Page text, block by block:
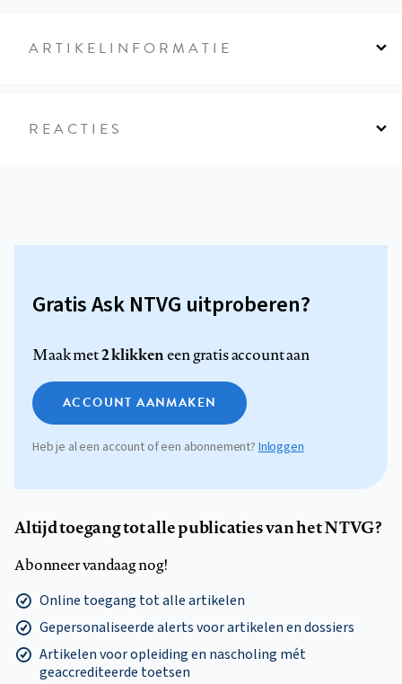
ARTIKELINFORMATIE
REACTIES
Gratis Ask NTVG uitproberen?
Maak met2 klikkeneen gratis account aan
ACCOUNT AANMAKEN
Heb je al een account of een abonnement?Inloggen
Altijd toegang tot alle publicaties van het NTVG?
Abonneer vandaag nog!
Online toegang tot alle artikelen
Gepersonaliseerde alerts voor artikelen en dossiers
Artikelen voor opleiding en nascholing mét
geaccrediteerde toetsen